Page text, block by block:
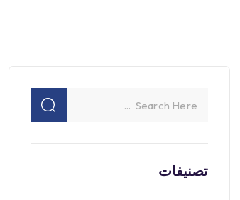
تصنيفات